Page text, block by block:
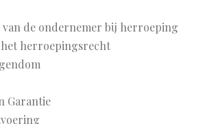
de ondernemer bij herroeping
herroepingsrecht
Garantie